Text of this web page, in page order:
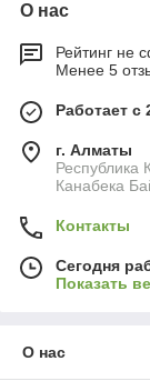
О нас
Рейтинг не
Менее 5
Работает с
г. Алматы
Республика
Канабека
Контакты
Сегодня
Показать
О нас